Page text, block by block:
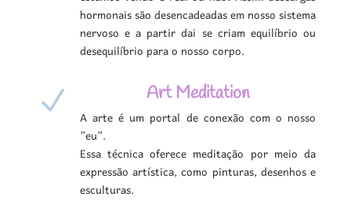
hormonais são desencadeadas em nosso sistema
nervoso e a partir dai se criam equilíbrio ou
desequilíbrio para o nosso corpo.
N Art Meditation
A arte é um portal de conexão com o nosso
”eu”.
Essa técnica oferece meditação por meio da
expressão artística, como pinturas, desenhos e
esculturas.